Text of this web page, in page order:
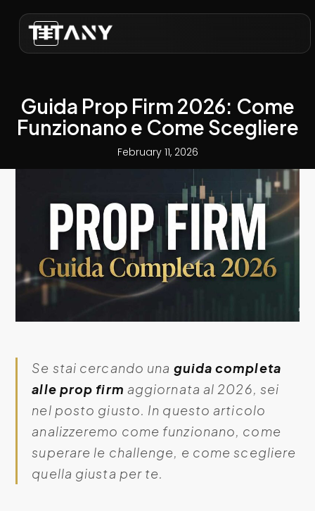
Guida Prop Firm 2026: Come
Funzionano e Come Scegliere
February 11, 2026
Se stai cercando una guida completa
alle prop firm aggiornata al 2026, sei
nel posto giusto. In questo articolo
analizzeremo come funzionano, come
superare le challenge, e come scegliere
quella giusta per te.